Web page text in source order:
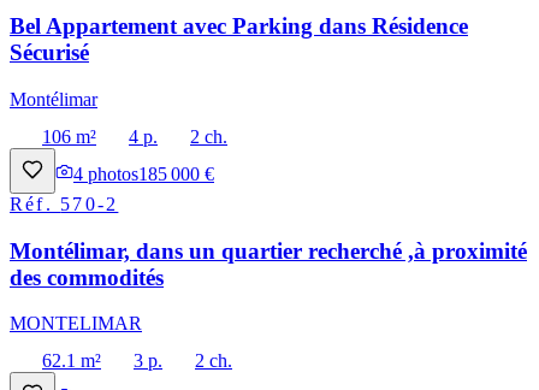
Bel Appartement avec Parking dans Résidence
Sécurisé
Montélimar
106 m²
4 p.
2 ch.
4 photos185 000 €
Réf. 570-2
Montélimar, dans un quartier recherché ,à proximité
des commodités
MONTELIMAR
62.1 m²
3 p.
2 ch.